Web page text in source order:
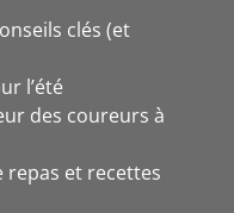
clés (et
l’été
des coureurs à
repas et recettes